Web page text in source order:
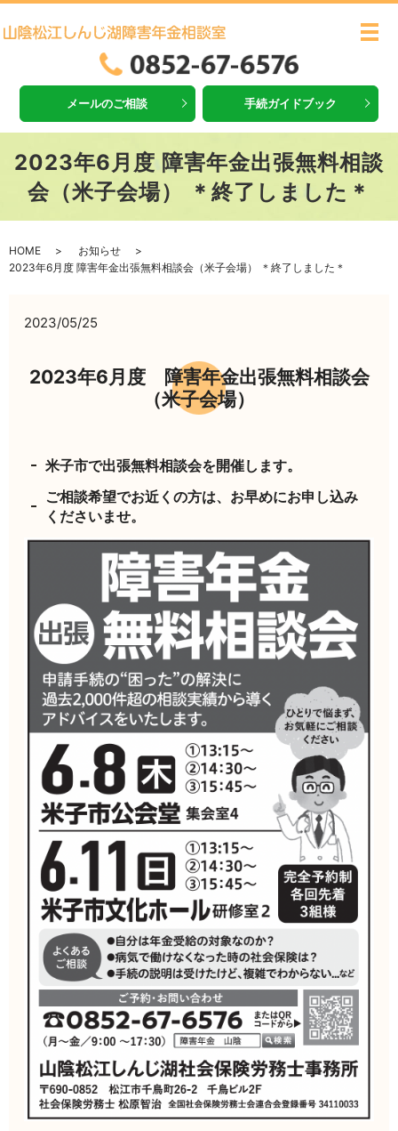
メールのご相談 手続ガイドブック
メ
2023年6月度 障害年金出張無料相談
会（米子会場） ＊終了しました＊
HOME
お知らせ
2023年6月度 障害年金出張無料相談会（米子会場） ＊終了しました＊
2023/05/25
2023年6月度 障害年金出張無料相談会
（米子会場）
米子市で出張無料相談会を開催します。
ご相談希望でお近くの方は、お早めにお申し込み
くださいませ。